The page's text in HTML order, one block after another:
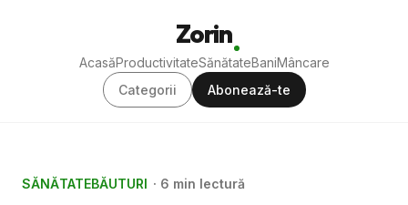
Zorin
AcasăProductivitateSănătateBaniMâncare
Categorii
Abonează-te
SĂNĂTATEBĂUTURI · 6 min lectură